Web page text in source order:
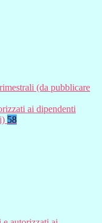
(da pubblicare
ai dipendenti
58